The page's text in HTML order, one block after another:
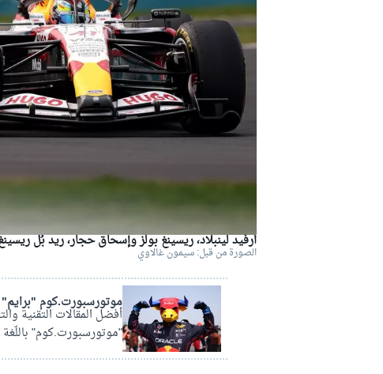
أرفيد لينبلاد، ريسينغ بولز وإسحاق حجار، ريد بُل
الصورة من قبل: سيمون غالاوي
موتورسبورت.كوم "برايم"
أفضل المقالات التقنية
"موتورسبورت.كوم" باللّغة